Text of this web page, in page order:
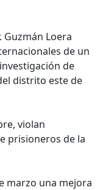
Loera
de un
de
distrito este de
violan
prisioneros de la
marzo una mejora